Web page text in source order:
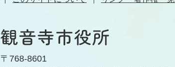
〒768-8601